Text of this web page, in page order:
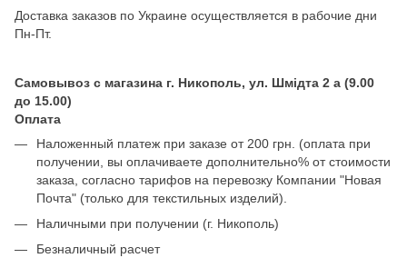
Доставка заказов по Украине осуществляется в рабочие дни
Пн-Пт.
Самовывоз с магазина г. Никополь, ул. Шмідта 2 а (9.00
до 15.00)
Оплата
Наложенный платеж при заказе от 200 грн. (оплата при
получении, вы оплачиваете дополнительно% от стоимости
заказа, согласно тарифов на перевозку Компании "Новая
Почта" (только для текстильных изделий).
Наличными при получении (г. Никополь)
Безналичный расчет